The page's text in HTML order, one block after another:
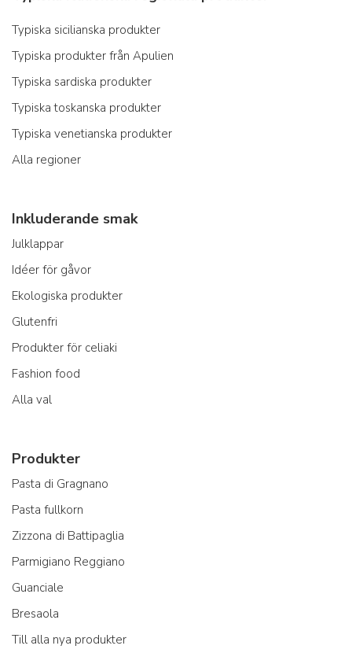
Typiska sicilianska produkter
Typiska produkter från Apulien
Typiska sardiska produkter
Typiska toskanska produkter
Typiska venetianska produkter
Alla regioner
Inkluderande smak
Julklappar
Idéer för gåvor
Ekologiska produkter
Glutenfri
Produkter för celiaki
Fashion food
Alla val
Produkter
Pasta di Gragnano
Pasta fullkorn
Zizzona di Battipaglia
Parmigiano Reggiano
Guanciale
Bresaola
Till alla nya produkter